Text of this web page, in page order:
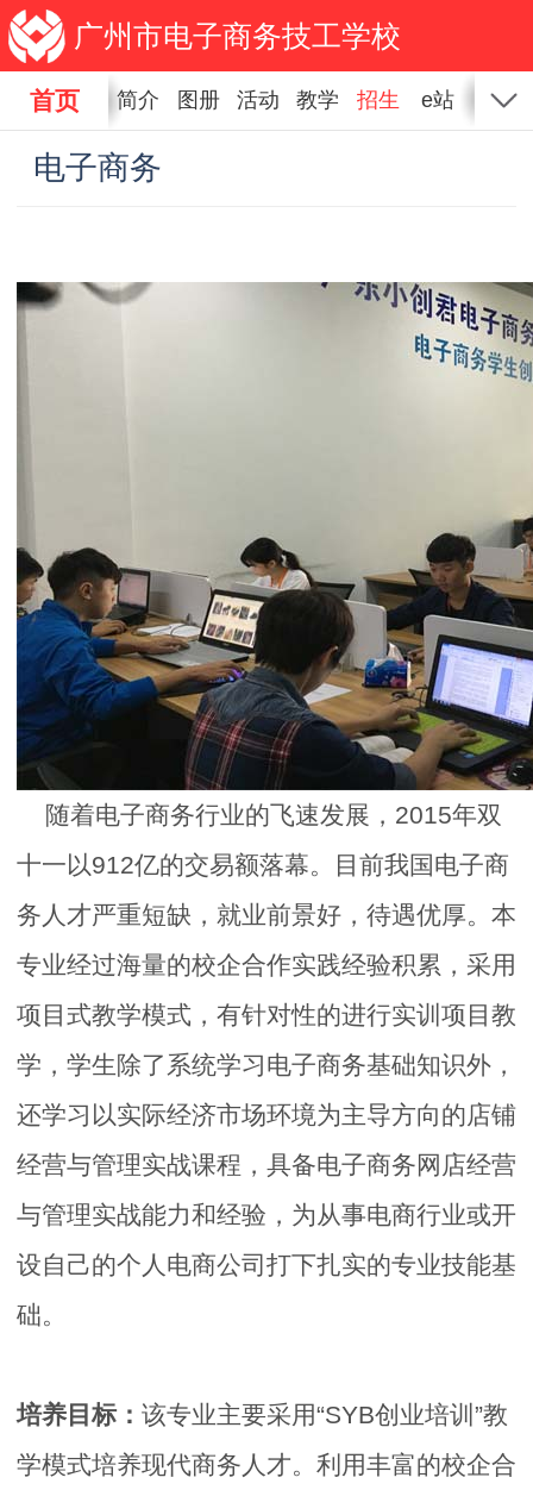
广州市电子商务技工学校
首页 简介 图册 活动 教学 招生 e站 新闻
电子商务
随着电子商务行业的飞速发展，2015年双
十一以912亿的交易额落幕。目前我国电子商
务人才严重短缺，就业前景好，待遇优厚。本
专业经过海量的校企合作实践经验积累，采用
项目式教学模式，有针对性的进行实训项目教
学，学生除了系统学习电子商务基础知识外，
还学习以实际经济市场环境为主导方向的店铺
经营与管理实战课程，具备电子商务网店经营
与管理实战能力和经验，为从事电商行业或开
设自己的个人电商公司打下扎实的专业技能基
础。
培养目标： 该专业主要采用“SYB创业培训”教
学模式培养现代商务人才。利用丰富的校企合